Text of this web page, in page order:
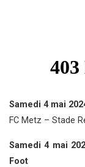
Samedi 4 mai
FC Metz – Stade
Samedi 4 mai
Foot